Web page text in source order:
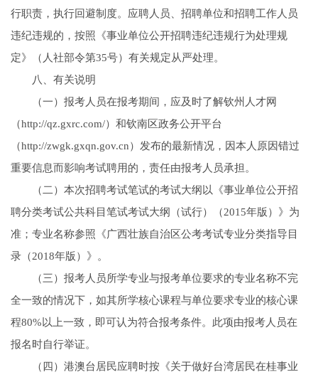
行职责，执行回避制度。应聘人员、招聘单位和招聘工作人员
违纪违规的，按照《事业单位公开招聘违纪违规行为处理规
定》（人社部令第35号）有关规定从严处理。
八、有关说明
（一）报考人员在报考期间，应及时了解钦州人才网
（http://qz.gxrc.com/）和钦南区政务公开平台
（http://zwgk.gxqn.gov.cn）发布的最新情况，因本人原因错过
重要信息而影响考试聘用的，责任由报考人员承担。
（二）本次招聘考试笔试的考试大纲以《事业单位公开招
聘分类考试公共科目笔试考试大纲（试行）（2015年版）》为
准；专业名称参照《广西壮族自治区公考考试专业分类指导目
录（2018年版）》。
（三）报考人员所学专业与报考单位要求的专业名称不完
全一致的情况下，如其所学核心课程与单位要求专业的核心课
程80%以上一致，即可认为符合报考条件。此项由报考人员在
报名时自行举证。
（四）港澳台居民应聘时按《关于做好台湾居民在桂事业